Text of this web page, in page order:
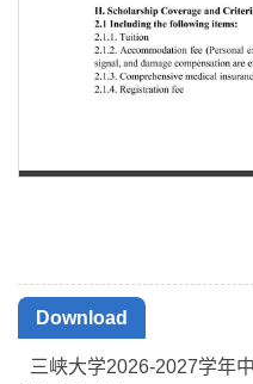
Download
三峡大学2026-2027学年